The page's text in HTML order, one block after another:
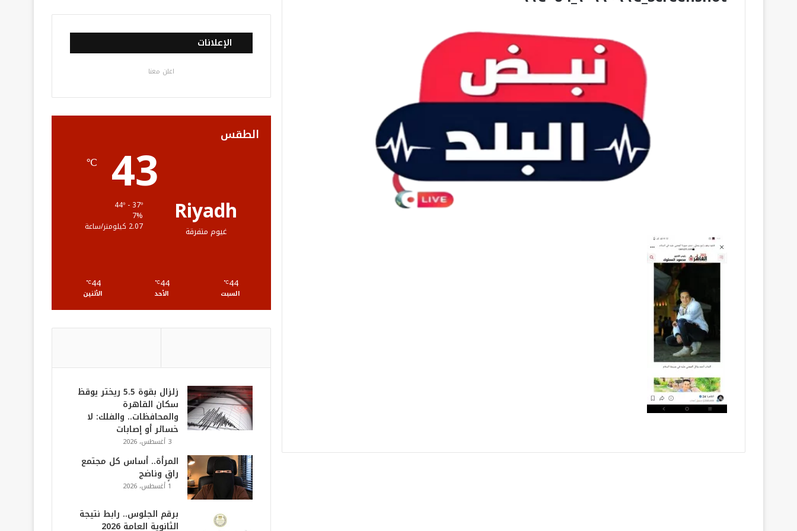
س
ب
ك
ي
ت
ت
ي
و
ب
س
ت
ر
خ
ص
ل
ق
R
الإعلانات
اعلن معنا
الطقس
Riyadh
غيوم متفرقة
43
℃
7%
2.07 كيلومتر/ساعة
44
℃
السبت
44
℃
الأحد
44
℃
الأثنين
زلزال بقوة 5.5 ريختر يوقظ
سكان القاهرة
والمحافظات.. والفلك: لا
خسائر أو إصابات
3 أغسطس، 2026
المرأة.. أساس كل مجتمع
راقٍ وناضج
1 أغسطس، 2026
برقم الجلوس.. رابط نتيجة
الثانوية العامة 2026